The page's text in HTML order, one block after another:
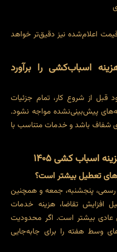
اعلام‌شده نیز دقیق‌تر خواهد
اسباب‌کشی را برآورد
قبل از شروع کار، تمام جزئیات
پیش‌بینی‌نشده مواجه نشود.
باشد و خدمات متناسب با
اسباب کشی ۱۴۰۵
تعطیل بیشتر است؟
رسمی، پنجشنبه، جمعه و همچنین
افزایش تقاضا، هزینه خدمات
بیشتر است. اگر محدودیت
وسط هفته را برای جابه‌جایی